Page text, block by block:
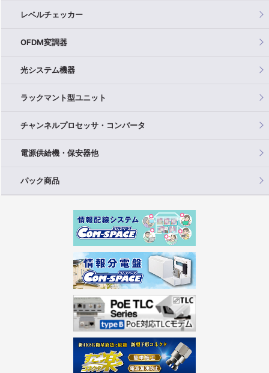
レベルチェッカー
OFDM変調器
光システム機器
ラックマント型ユニット
チャンネルプロセッサ・コンバータ
電源供給機・保安器他
パック商品